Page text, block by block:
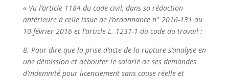
« Vu l’article 1184 du code civil, dans sa rédaction
antérieure à celle issue de l’ordonnance n° 2016-131 du
10 février 2016 et l’article L. 1231-1 du code du travail :
8. Pour dire que la prise d’acte de la rupture s’analyse en
une démission et débouter le salarié de ses demandes
d’indemnité pour licenciement sans cause réelle et